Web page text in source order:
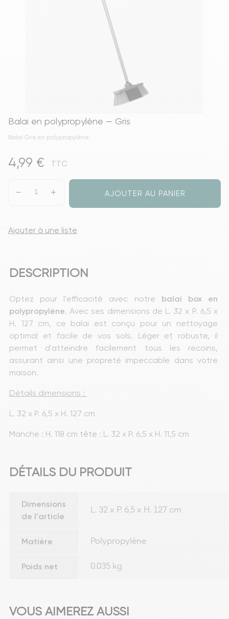
Balai en polypropylène — Gris
Balai Gris en polypropylène
4,99 € TTC
AJOUTER AU PANIER
Ajouter à une liste
DESCRIPTION
Optez pour l'efficacité avec notre balai box en
polypropylène. Avec ses dimensions de L. 32 x P. 6,5 x
H. 127 cm, ce balai est conçu pour un nettoyage
optimal et facile de vos sols. Léger et robuste, il
permet d'atteindre facilement tous les recoins,
assurant ainsi une propreté impeccable dans votre
maison.
Détails dimensions :
L. 32 x P. 6,5 x H. 127 cm
Manche : H. 118 cm tête : L. 32 x P. 6,5 x H. 11,5 cm
DÉTAILS DU PRODUIT
Dimensions
de l'article
L. 32 x P. 6,5 x H. 127 cm
Matière Polypropylène
Poids net 0.035 kg
VOUS AIMEREZ AUSSI